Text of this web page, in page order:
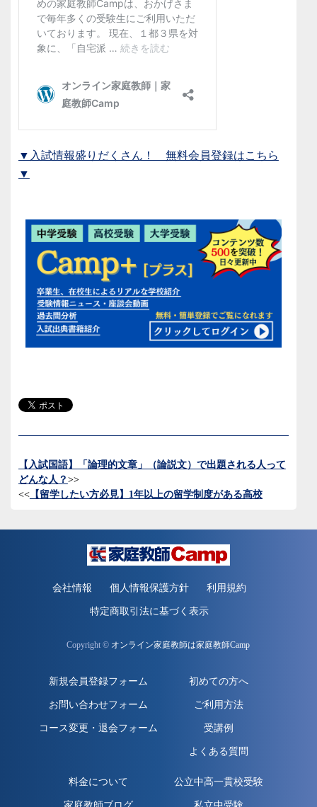
▼入試情報盛りだくさん！ 無料会員登録はこちら
▼
【入試国語】「論理的文章」（論説文）で出題される人って
どんな人？ >>
<<【留学したい方必見】1年以上の留学制度がある高校
会社情報 個人情報保護方針 利用規約
特定商取引法に基づく表示
Copyright © オンライン家庭教師は家庭教師Camp
新規会員登録フォーム
お問い合わせフォーム
コース変更・退会フォーム
初めての方へ
ご利用方法
受講例
よくある質問
料金について 公立中高一貫校受験